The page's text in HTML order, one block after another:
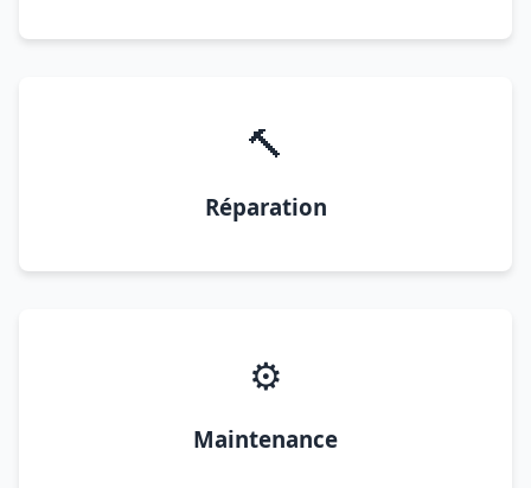
🔨
Réparation
⚙️
Maintenance